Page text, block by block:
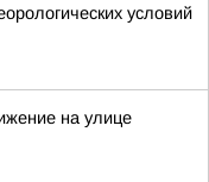
условий
на улице